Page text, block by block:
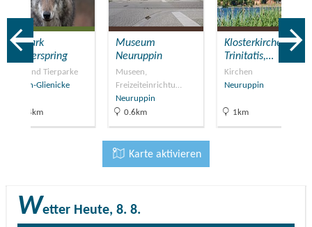
Tierpark
Kunsterspring
Zoos und Tierparke
Gühlen-Glienicke
12.4km
Museum
Neuruppin
Museen,
Freizeiteinrichtu…
Neuruppin
0.6km
Klosterkirche St.
Trinitatis,…
Kirchen
Neuruppin
1km
Karte aktivieren
Wetter Heute, 8. 8.